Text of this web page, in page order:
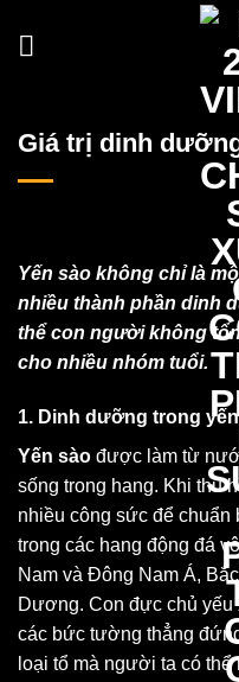
Giá trị dinh
Yến sào không chỉ là
nhiều thành phần dinh
thể con người không
cho nhiều nhóm tuổi.
1. Dinh dưỡng trong
Yến sào được làm từ
sống trong hang. Khi thu
nhiều công sức để
trong các hang động đá
Nam và Đông Nam Á,
Dương. Con đực chủ yếu
các bức tường thẳng
loại tổ mà người ta có